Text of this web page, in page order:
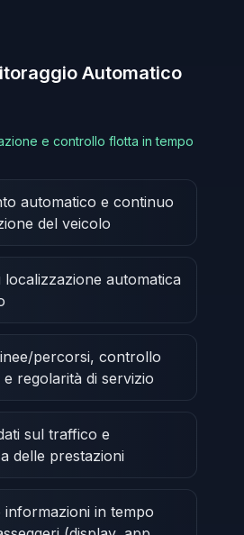
Automatico
e controllo flotta in tempo
automatico e continuo
del veicolo
localizzazione automatica
percorsi, controllo
regolarità di servizio
sul traffico e
delle prestazioni
informazioni in tempo